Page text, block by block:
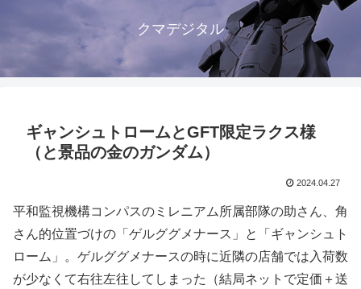
クマデジタル
ギャンシュトロームとGFT限定ラクス様
（と景品の金のガンダム）
2024.04.27
平和監視機構コンパスのミレニアム所属部隊の助さん、角
さん的位置づけの「ゲルググメナース」と「ギャンシュト
ローム」。ゲルググメナースの時に近隣の店舗では入荷数
が少なくて右往左往してしまった（結局ネットで定価＋送